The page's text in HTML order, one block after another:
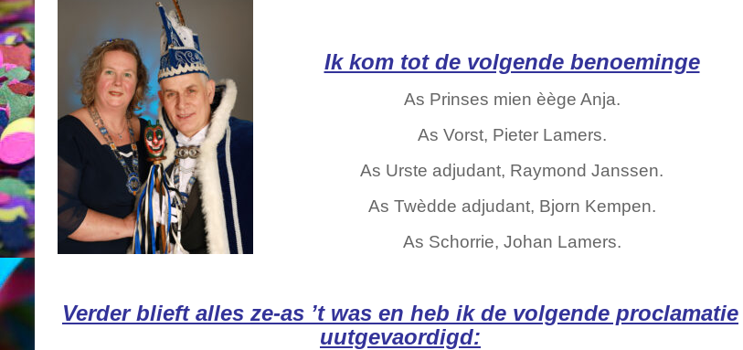
Ik kom tot de volgende benoeminge
As Prinses mien èège Anja.
As Vorst, Pieter Lamers.
As Urste adjudant, Raymond Janssen.
As Twèdde adjudant, Bjorn Kempen.
As Schorrie, Johan Lamers.
Verder blieft alles ze-as ’t was en heb ik de volgende proclamatie
uutgevaordigd: